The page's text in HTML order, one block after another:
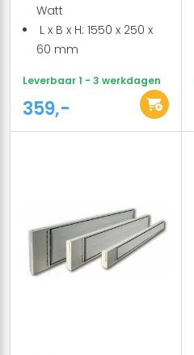
Watt
L x B x H: 1550 x 250 x
60 mm
Leverbaar 1 - 3 werkdagen
359,-